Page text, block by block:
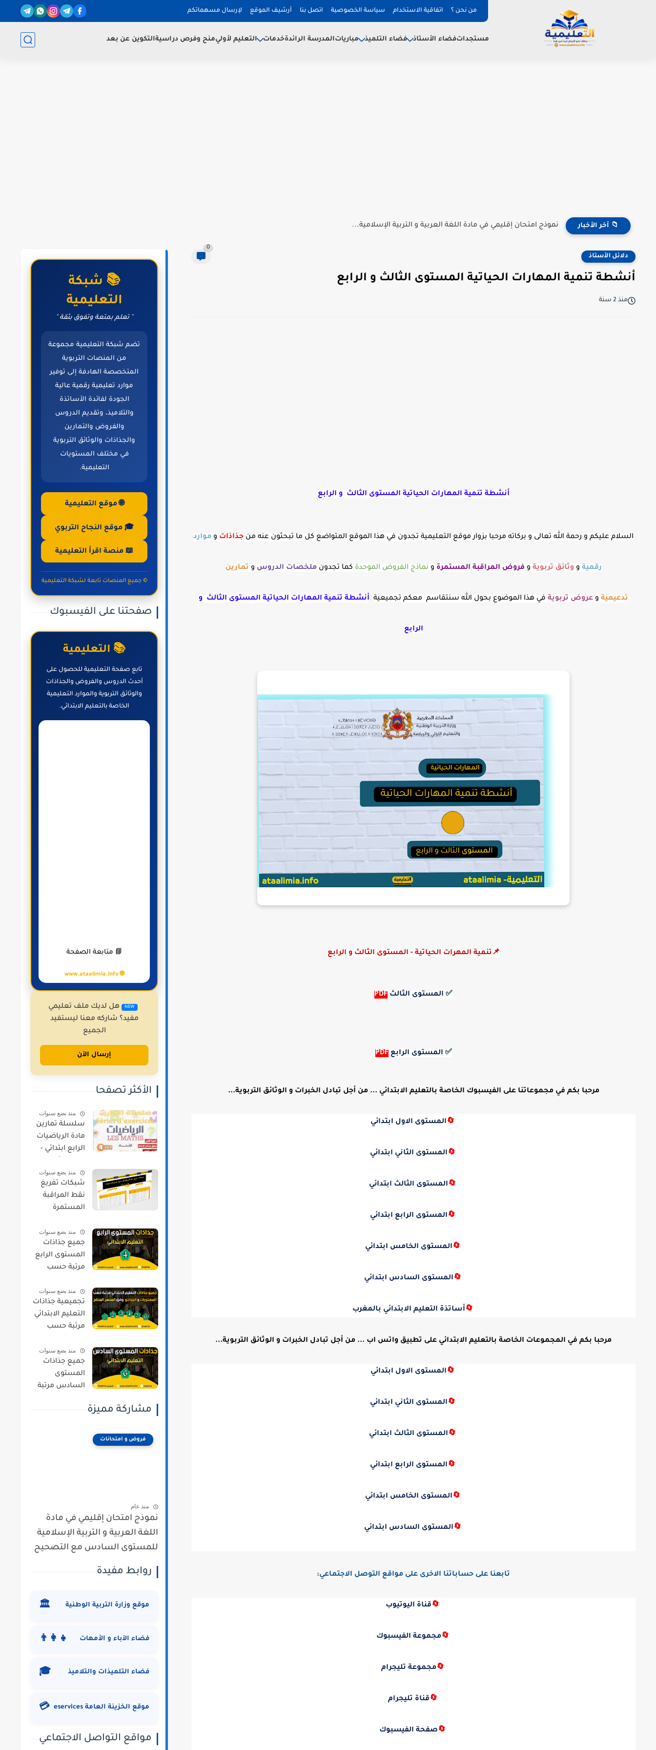
من نحن ؟ اتفاقية الاستخدام سياسة الخصوصية اتصل بنا أرشيف الموقع لإرسال مسهماتكم
مستجداتفضاء الأستاذ فضاء التلميذ مبارياتالمدرسة الرائدةخدمات التعليم لأوليمنح وفرص دراسيةالتكوين عن بعد
📁 آخر الأخبار نموذج امتحان إقليمي في مادة اللغة العربية و التربية الإسلامية...
دلائل الأستاذ
0
أنشطة تنمية المهارات الحياتية المستوى الثالث و الرابع
منذ 2 سنة
أنشطة تنمية المهارات الحياتية المستوى الثالث و الرابع
السلام عليكم و رحمة الله تعالى و بركاته مرحبا بزوار موقع التعليمية تجدون في هذا الموقع المتواضع كل ما تبحثون عنه من جذاذات و موارد
رقمية و وثائق تربوية و فروض المراقبة المستمرة و نماذج الفروض الموحدة كما تجدونملخصات الدروس و تمارين
تدعيمية و عروض تربوية في هذا الموضوع بحول الله سنتقاسم معكم تجميعية أنشطة تنمية المهارات الحياتية المستوى الثالث و
الرابع
📌تنمية المهرات الحياتية - المستوى الثالث و الرابع
✅ المستوى الثالث PDF
✅ المستوى الرابع PDF
مرحبا بكم في مجموعاتنا على الفيسبوك الخاصة بالتعليم الابتدائي ... من أجل تبادل الخبرات و الوثائق التربوية...
🔄المستوى الاول ابتدائي
🔄المستوى الثاني ابتدائي
🔄المستوى الثالث ابتدائي
🔄المستوى الرابع ابتدائي
🔄المستوى الخامس ابتدائي
🔄المستوى السادس ابتدائي
🔄أساتذة التعليم الابتدائي بالمغرب
مرحبا بكم في المجموعات الخاصة بالتعليم الابتدائي على تطبيق واتس اب ... من أجل تبادل الخبرات و الوثائق التربوية...
🔄المستوى الاول ابتدائي
🔄المستوى الثاني ابتدائي
🔄المستوى الثالث ابتدائي
🔄المستوى الرابع ابتدائي
🔄المستوى الخامس ابتدائي
🔄المستوى السادس ابتدائي
تابعنا على حساباتنا الاخرى على مواقع التوصل الاجتماعي:
🔄قناة اليوتيوب
🔄مجموعة الفيسبوك
🔄مجموعة تليجرام
🔄قناة تليجرام
🔄صفحة الفيسبوك
📚 شبكة
التعليمية
" تعلم بمتعة وتفوق بثقة "
تضم شبكة التعليمية مجموعة
من المنصات التربوية
المتخصصة الهادفة إلى توفير
موارد تعليمية رقمية عالية
الجودة لفائدة الأساتذة
والتلاميذ، وتقديم الدروس
والفروض والتمارين
والجذاذات والوثائق التربوية
في مختلف المستويات
التعليمية.
🌐 موقع التعليمية
🎓 موقع النجاح التربوي
📖 منصة اقرأ التعليمية
© جميع المنصات تابعة لشبكة التعليمية
صفحتنا على الفيسبوك
📚 التعليمية
تابع صفحة التعليمية للحصول على
أحدث الدروس والفروض والجذاذات
والوثائق التربوية والموارد التعليمية
الخاصة بالتعليم الابتدائي.
📘 متابعة الصفحة
🌐 www.ataalimia.info
NEW
هل لديك ملف تعليمي
مفيد؟ شاركه معنا ليستفيد
الجميع
إرسال الآن
الأكثر تصفحا
منذ بضع سنوات
سلسلة تمارين
مادة الرياضيات
الرابع ابتدائي -
منذ بضع سنوات
شبكات تفريغ
نقط المراقبة
المستمرة
المستويات
حسب مسار
منذ بضع سنوات
جميع جذاذات
المستوى الرابع
مرتبة حسب
2021/2022
منذ بضع سنوات
تجميعية جذاذات
التعليم الابتدائي
مرتبة حسب
المراجع وفق
المنهج المنقح
منذ بضع سنوات
جميع جذاذات
المستوى
السادس مرتبة
مشاركة مميزة
فروض و امتحانات
منذ عام
نموذج امتحان إقليمي في مادة
اللغة العربية و التربية الإسلامية
للمستوى السادس مع التصحيح
روابط مفيدة
موقع وزارة التربية الوطنية 🏛️
فضاء الآباء و الأمهات 👨‍👩‍👧
فضاء التلميذات والتلاميذ 🎓
موقع الخزينة العامة eservices 💳
مواقع التواصل الاجتماعي